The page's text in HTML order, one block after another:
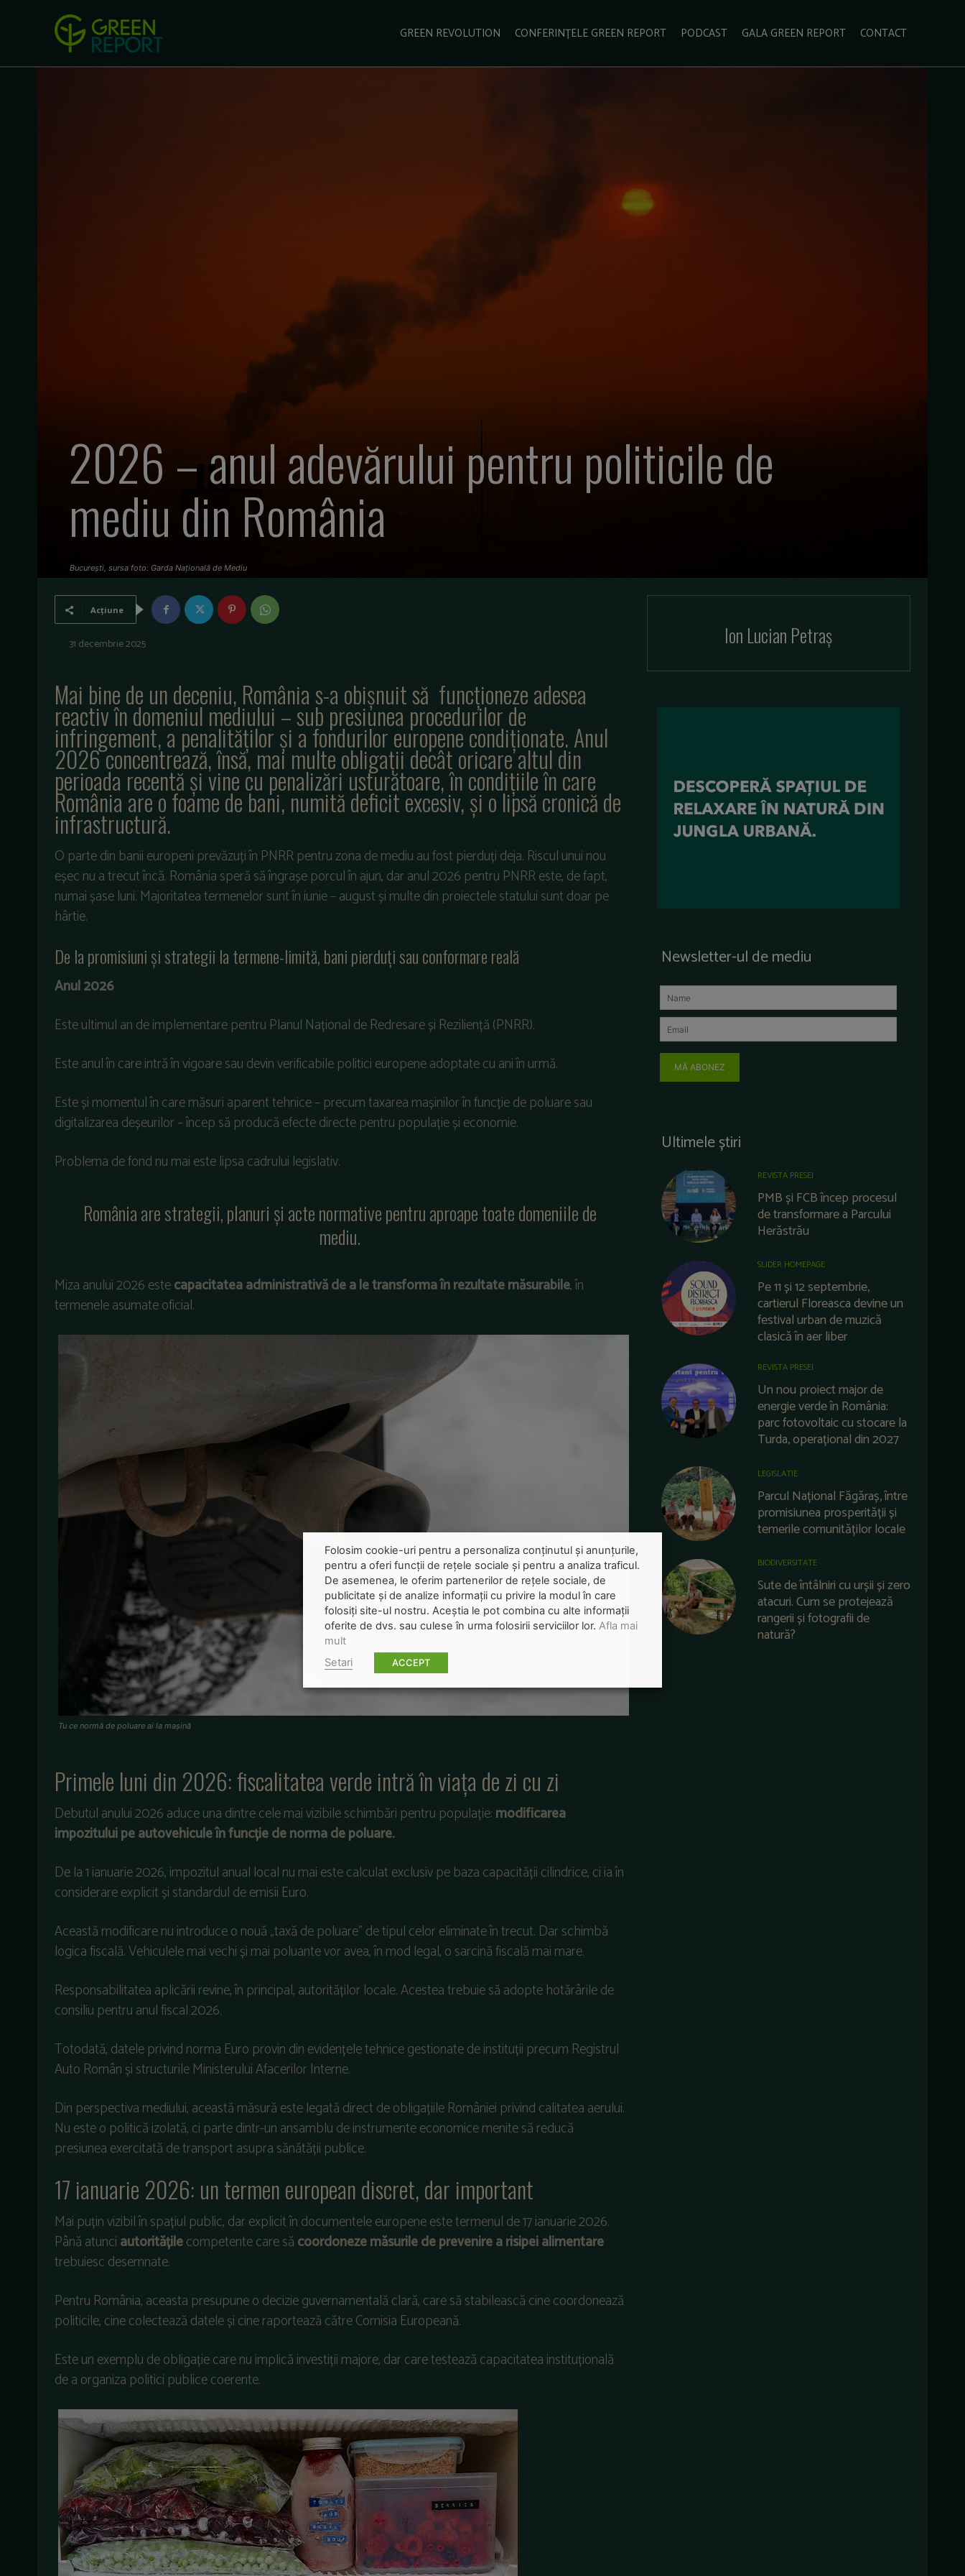
GREEN REVOLUTION CONFERINȚELE GREEN REPORT PODCAST GALA GREEN REPORT CONTACT
SCHIMBĂRI CLIMATICE
2026 – anul adevărului pentru politicile de
mediu din România
București, sursa foto: Garda Națională de Mediu
Acțiune
31 decembrie 2025
Mai bine de un deceniu, România s-a obișnuit să funcționeze adesea
reactiv în domeniul mediului – sub presiunea procedurilor de
infringement, a penalităților și a fondurilor europene condiționate. Anul
2026 concentrează, însă, mai multe obligații decât oricare altul din
perioada recentă și vine cu penalizări usturătoare, în condițiile în care
România are o foame de bani, numită deficit excesiv, și o lipsă cronică de
infrastructură.
O parte din banii europeni prevăzuți în PNRR pentru zona de mediu au fost pierduți deja. Riscul unui nou
eșec nu a trecut încă. România speră să îngrașe porcul în ajun, dar anul 2026 pentru PNRR este, de fapt,
numai șase luni. Majoritatea termenelor sunt în iunie – august și multe din proiectele statului sunt doar pe
hârtie.
De la promisiuni și strategii la termene-limită, bani pierduți sau conformare reală
Anul 2026
Este ultimul an de implementare pentru Planul Național de Redresare și Reziliență (PNRR).
Este anul în care intră în vigoare sau devin verificabile politici europene adoptate cu ani în urmă.
Este și momentul în care măsuri aparent tehnice – precum taxarea mașinilor în funcție de poluare sau
digitalizarea deșeurilor – încep să producă efecte directe pentru populație și economie.
Problema de fond nu mai este lipsa cadrului legislativ.
România are strategii, planuri și acte normative pentru aproape toate domeniile de
mediu.
Miza anului 2026 estecapacitatea administrativă de a le transforma în rezultate măsurabile, în
termenele asumate oficial.
Tu ce normă de poluare ai la mașină
Primele luni din 2026: fiscalitatea verde intră în viața de zi cu zi
Debutul anului 2026 aduce una dintre cele mai vizibile schimbări pentru populație:modificarea
impozitului pe autovehicule în funcție de norma de poluare.
De la 1 ianuarie 2026, impozitul anual local nu mai este calculat exclusiv pe baza capacității cilindrice, ci ia în
considerare explicit și standardul de emisii Euro.
Această modificare nu introduce o nouă „taxă de poluare” de tipul celor eliminate în trecut. Dar schimbă
logica fiscală. Vehiculele mai vechi și mai poluante vor avea, în mod legal, o sarcină fiscală mai mare.
Responsabilitatea aplicării revine, în principal, autorităților locale. Acestea trebuie să adopte hotărârile de
consiliu pentru anul fiscal 2026.
Totodată, datele privind norma Euro provin din evidențele tehnice gestionate de instituții precum Registrul
Auto Român și structurile Ministerului Afacerilor Interne.
Din perspectiva mediului, această măsură este legată direct de obligațiile României privind calitatea aerului.
Nu este o politică izolată, ci parte dintr-un ansamblu de instrumente economice menite să reducă
presiunea exercitată de transport asupra sănătății publice.
17 ianuarie 2026: un termen european discret, dar important
Mai puțin vizibil în spațiul public, dar explicit în documentele europene este termenul de 17 ianuarie 2026.
Până atunciautoritățilecompetente care săcoordoneze măsurile de prevenire a risipei alimentare
trebuiesc desemnate.
Pentru România, aceasta presupune o decizie guvernamentală clară, care să stabilească cine coordonează
politicile, cine colectează datele și cine raportează către Comisia Europeană.
Este un exemplu de obligație care nu implică investiții majore, dar care testează capacitatea instituțională
de a organiza politici publice coerente.
Ion Lucian Petraș
Newsletter-ul de mediu
MĂ ABONEZ
Ultimele știri
REVISTA PRESEI
PMB și FCB încep procesul
de transformare a Parcului
Herăstrău
SLIDER HOMEPAGE
Pe 11 și 12 septembrie,
cartierul Floreasca devine un
festival urban de muzică
clasică în aer liber
REVISTA PRESEI
Un nou proiect major de
energie verde în România:
parc fotovoltaic cu stocare la
Turda, operațional din 2027
LEGISLATIE
Parcul Național Făgăraș, între
promisiunea prosperității și
temerile comunităților locale
BIODIVERSITATE
Sute de întâlniri cu urșii și zero
atacuri. Cum se protejează
rangerii și fotografii de
natură?
Folosim cookie-uri pentru a personaliza conținutul și anunțurile,
pentru a oferi funcții de rețele sociale și pentru a analiza traficul.
De asemenea, le oferim partenerilor de rețele sociale, de
publicitate și de analize informații cu privire la modul în care
folosiți site-ul nostru. Aceștia le pot combina cu alte informații
oferite de dvs. sau culese în urma folosirii serviciilor lor. Afla mai
mult
Setari
ACCEPT